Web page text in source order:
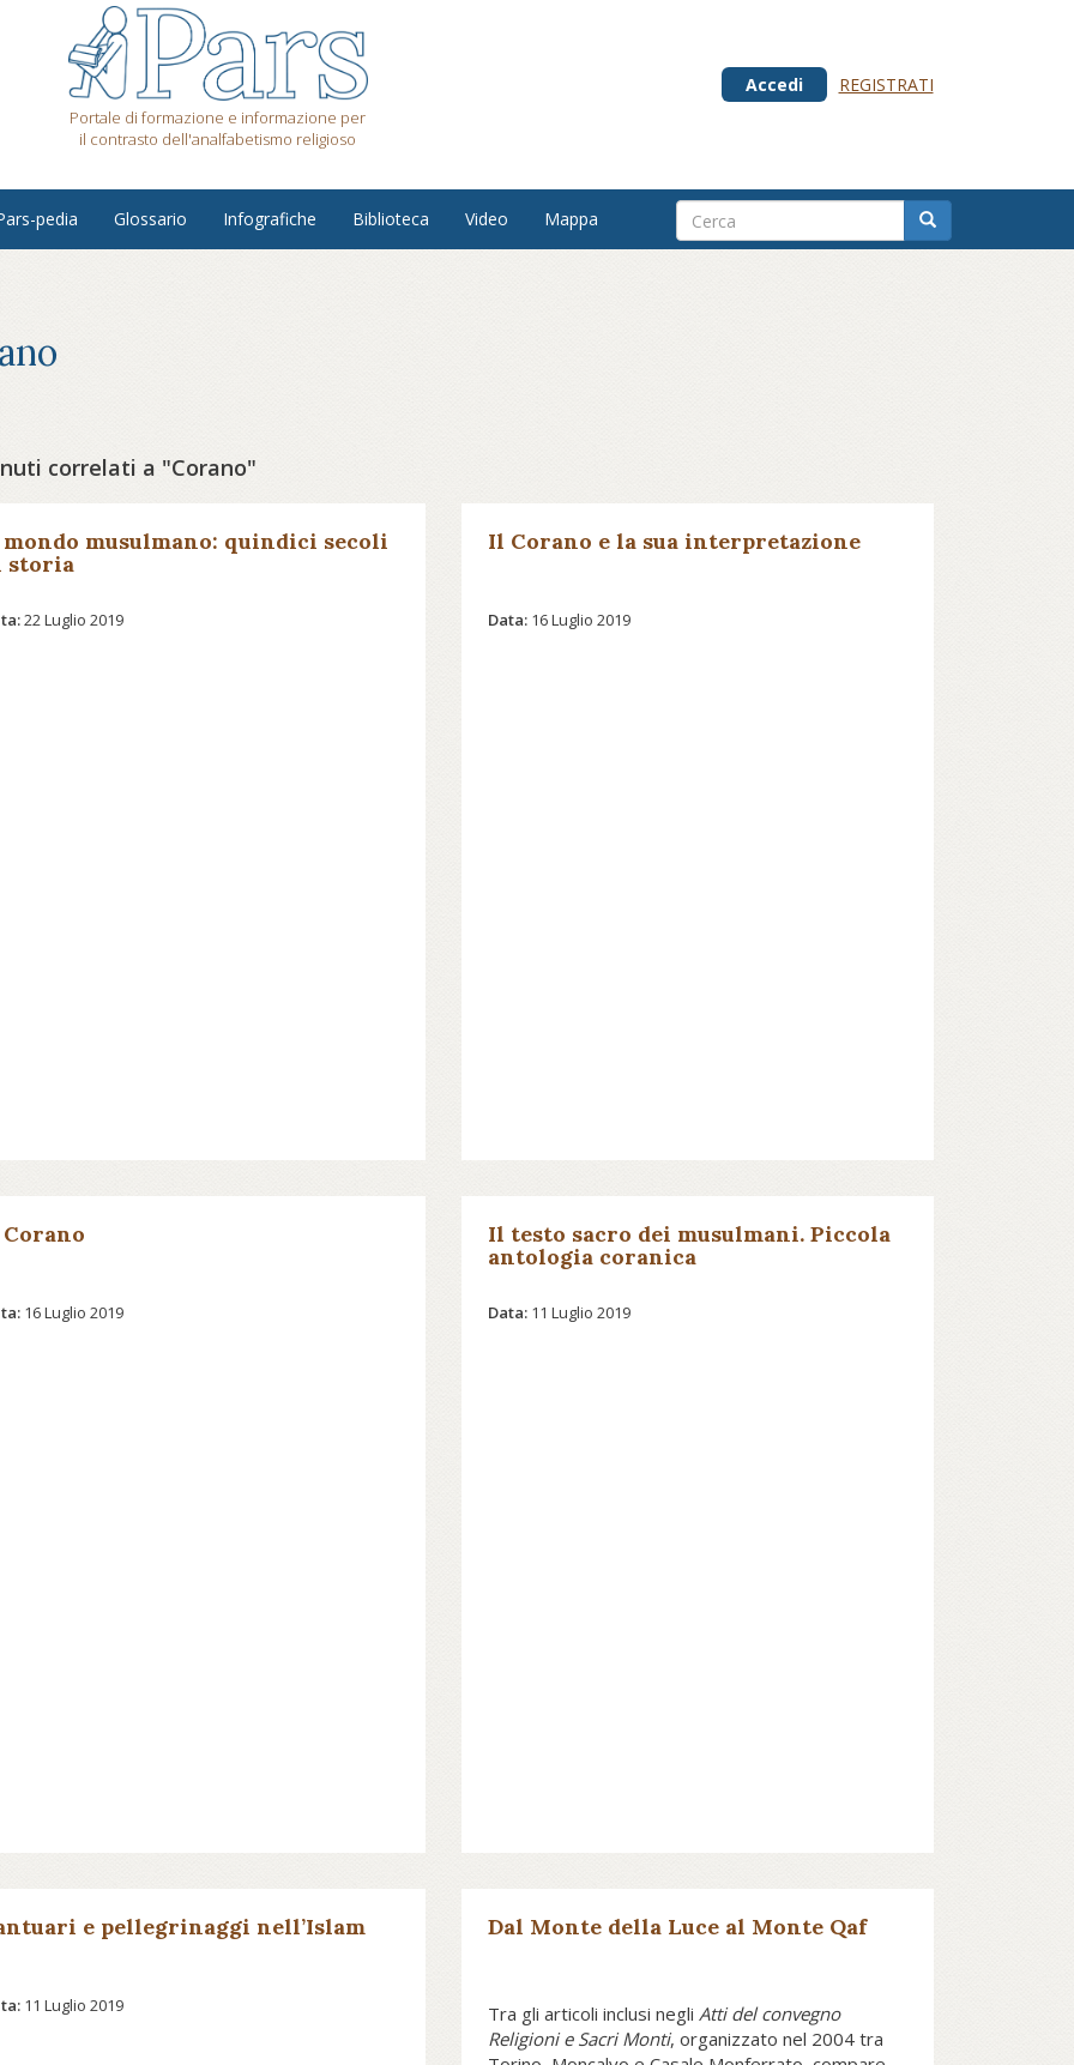
Portale di formazione e informazione per
il contrasto dell'analfabetismo religioso
Accedi REGISTRATI
pedia Glossario Infografiche Biblioteca Video Mappa
correlati a "Corano"
musulmano: quindici secoli
storia
22 Luglio 2019
Il Corano e la sua interpretazione
Data: 16 Luglio 2019
16 Luglio 2019
Il testo sacro dei musulmani. Piccola
antologia coranica
Data: 11 Luglio 2019
e pellegrinaggi nell’Islam
11 Luglio 2019
Dal Monte della Luce al Monte Qaf
Tra gli articoli inclusi negliAtti del convegno
Religioni e Sacri Monti, organizzato nel 2004 tra